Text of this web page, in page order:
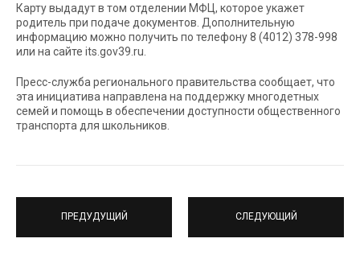
Карту выдадут в том отделении МФЦ, которое укажет
родитель при подаче документов. Дополнительную
информацию можно получить по телефону 8 (4012) 378-998
или на сайте its.gov39.ru.
Пресс-служба регионального правительства сообщает, что
эта инициатива направлена на поддержку многодетных
семей и помощь в обеспечении доступности общественного
транспорта для школьников.
ПРЕДУДУЩИЙ СЛЕДУЮЩИЙ